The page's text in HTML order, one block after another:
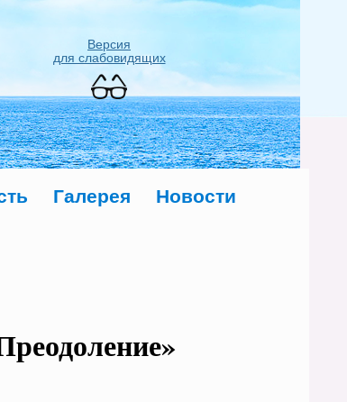
Версия
для слабовидящих
Галерея Новости